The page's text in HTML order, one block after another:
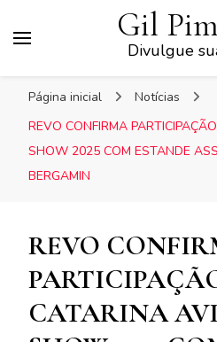
Gil
Divulgue
Página inicial
Notícias
REVO CONFIRMA
SHOW 2025 COM ESTANDE
BERGAMIN
REVO
CATARINA